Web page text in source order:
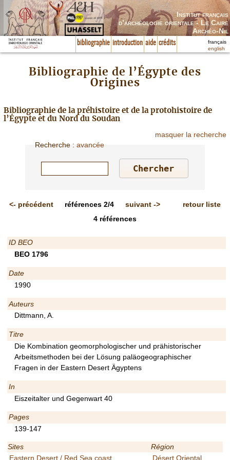
Institut français
d’archéologie orientale - Le Caire
Archéo-Nil
bibliographie introduction aide crédits
français
english
Bibliographie de l’Égypte des
Origines
Bibliographie de la préhistoire et de la protohistoire de
l’Égypte et du Nord du Soudan
masquer la recherche
Recherche :avancée
<- précédent références 2/4 suivant ->
retour liste
4 références
ID BEO
BEO 1796
Date
1990
Auteurs
Dittmann, A.
Titre
Die Kombination geomorphologischer und prähistorischer
Arbeitsmethoden bei der Lösung paläogeographischer
Fragen in der Eastern Desert Ägyptens
In
Eiszeitalter und Gegenwart 40
Pages
139-147
Sites
Région
Eastern Desert / Red Sea coast
Désert Oriental